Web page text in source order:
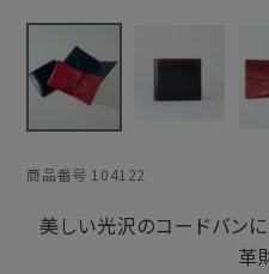
商品番号 104122
美しい光沢のコードバン
革